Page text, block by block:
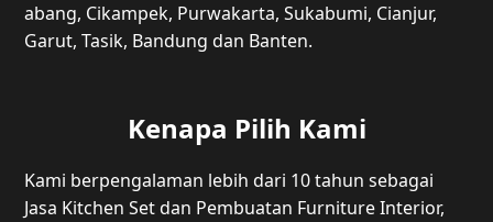
abang, Cikampek, Purwakarta, Sukabumi, Cianjur,
Garut, Tasik, Bandung dan Banten.
Kenapa Pilih Kami
Kami berpengalaman lebih dari 10 tahun sebagai
Jasa Kitchen Set dan Pembuatan Furniture Interior,